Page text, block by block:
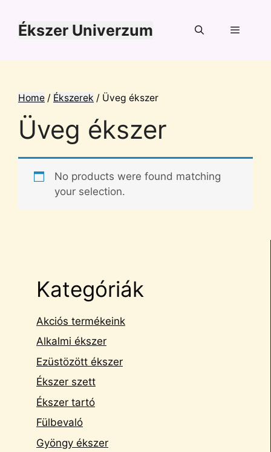
tartalomba
Ékszer Univerzum
Home / Ékszerek / Üveg ékszer
Üveg ékszer
No products were found matching
your selection.
Kategóriák
Akciós termékeink
Alkalmi ékszer
Ezüstözött ékszer
Ékszer szett
Ékszer tartó
Fülbevaló
Gyöngy ékszer